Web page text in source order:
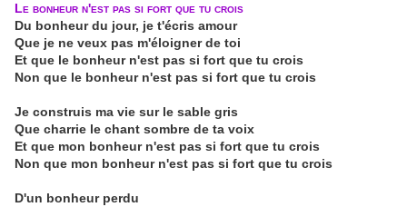
Le bonheur n'est pas si fort que tu crois
Du bonheur du jour, je t'écris amour
Que je ne veux pas m'éloigner de toi
Et que le bonheur n'est pas si fort que tu crois
Non que le bonheur n'est pas si fort que tu crois
Je construis ma vie sur le sable gris
Que charrie le chant sombre de ta voix
Et que mon bonheur n'est pas si fort que tu crois
Non que mon bonheur n'est pas si fort que tu crois
D'un bonheur perdu